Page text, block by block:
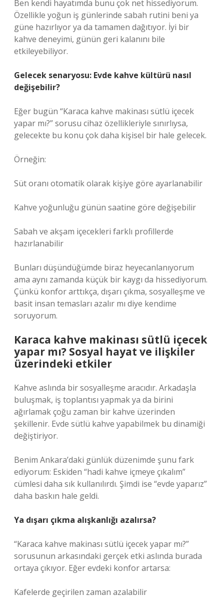
Ben kendi hayatımda bunu çok net hissediyorum.
Özellikle yoğun iş günlerinde sabah rutini beni ya
güne hazırlıyor ya da tamamen dağıtıyor. İyi bir
kahve deneyimi, günün geri kalanını bile
etkileyebiliyor.
Gelecek senaryosu: Evde kahve kültürü nasıl
değişebilir?
Eğer bugün “Karaca kahve makinası sütlü içecek
yapar mı?” sorusu cihaz özellikleriyle sınırlıysa,
gelecekte bu konu çok daha kişisel bir hale gelecek.
Örneğin:
Süt oranı otomatik olarak kişiye göre ayarlanabilir
Kahve yoğunluğu günün saatine göre değişebilir
Sabah ve akşam içecekleri farklı profillerde
hazırlanabilir
Bunları düşündüğümde biraz heyecanlanıyorum
ama aynı zamanda küçük bir kaygı da hissediyorum.
Çünkü konfor arttıkça, dışarı çıkma, sosyalleşme ve
basit insan temasları azalır mı diye kendime
soruyorum.
Karaca kahve makinası sütlü içecek
yapar mı? Sosyal hayat ve ilişkiler
üzerindeki etkiler
Kahve aslında bir sosyalleşme aracıdır. Arkadaşla
buluşmak, iş toplantısı yapmak ya da birini
ağırlamak çoğu zaman bir kahve üzerinden
şekillenir. Evde sütlü kahve yapabilmek bu dinamiği
değiştiriyor.
Benim Ankara’daki günlük düzenimde şunu fark
ediyorum: Eskiden “hadi kahve içmeye çıkalım”
cümlesi daha sık kullanılırdı. Şimdi ise “evde yaparız”
daha baskın hale geldi.
Ya dışarı çıkma alışkanlığı azalırsa?
“Karaca kahve makinası sütlü içecek yapar mı?”
sorusunun arkasındaki gerçek etki aslında burada
ortaya çıkıyor. Eğer evdeki konfor artarsa:
Kafelerde geçirilen zaman azalabilir